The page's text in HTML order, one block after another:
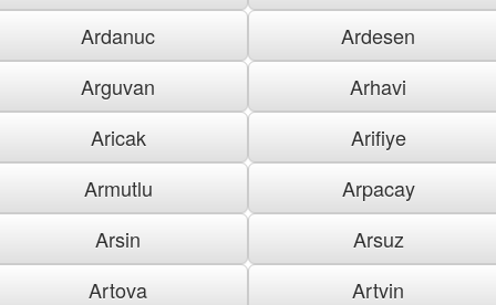
Ardanuc
Ardesen
Arguvan
Arhavi
Aricak
Arifiye
Armutlu
Arpacay
Arsin
Arsuz
Artova
Artvin